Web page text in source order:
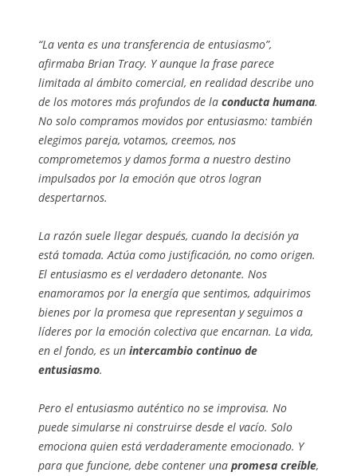
“La venta es una transferencia de entusiasmo”,
afirmaba Brian Tracy. Y aunque la frase parece
limitada al ámbito comercial, en realidad describe uno
de los motores más profundos de la conducta humana.
No solo compramos movidos por entusiasmo: también
elegimos pareja, votamos, creemos, nos
comprometemos y damos forma a nuestro destino
impulsados por la emoción que otros logran
despertarnos.
La razón suele llegar después, cuando la decisión ya
está tomada. Actúa como justificación, no como origen.
El entusiasmo es el verdadero detonante. Nos
enamoramos por la energía que sentimos, adquirimos
bienes por la promesa que representan y seguimos a
líderes por la emoción colectiva que encarnan. La vida,
en el fondo, es un intercambio continuo de
entusiasmo.
Pero el entusiasmo auténtico no se improvisa. No
puede simularse ni construirse desde el vacío. Solo
emociona quien está verdaderamente emocionado. Y
para que funcione, debe contener una promesa creíble,